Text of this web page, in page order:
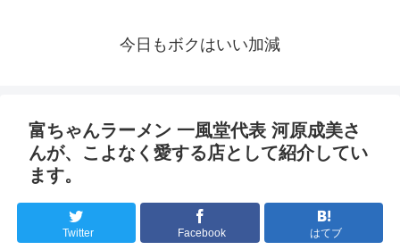
今日もボクはいい加減
富ちゃんラーメン 一風堂代表 河原成美さ
んが、こよなく愛する店として紹介してい
ます。
Twitter Facebook はてブ